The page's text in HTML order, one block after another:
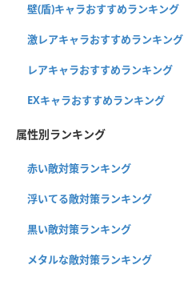
壁(盾)キャラおすすめランキング
激レアキャラおすすめランキング
レアキャラおすすめランキング
EXキャラおすすめランキング
属性別ランキング
赤い敵対策ランキング
浮いてる敵対策ランキング
黒い敵対策ランキング
メタルな敵対策ランキング